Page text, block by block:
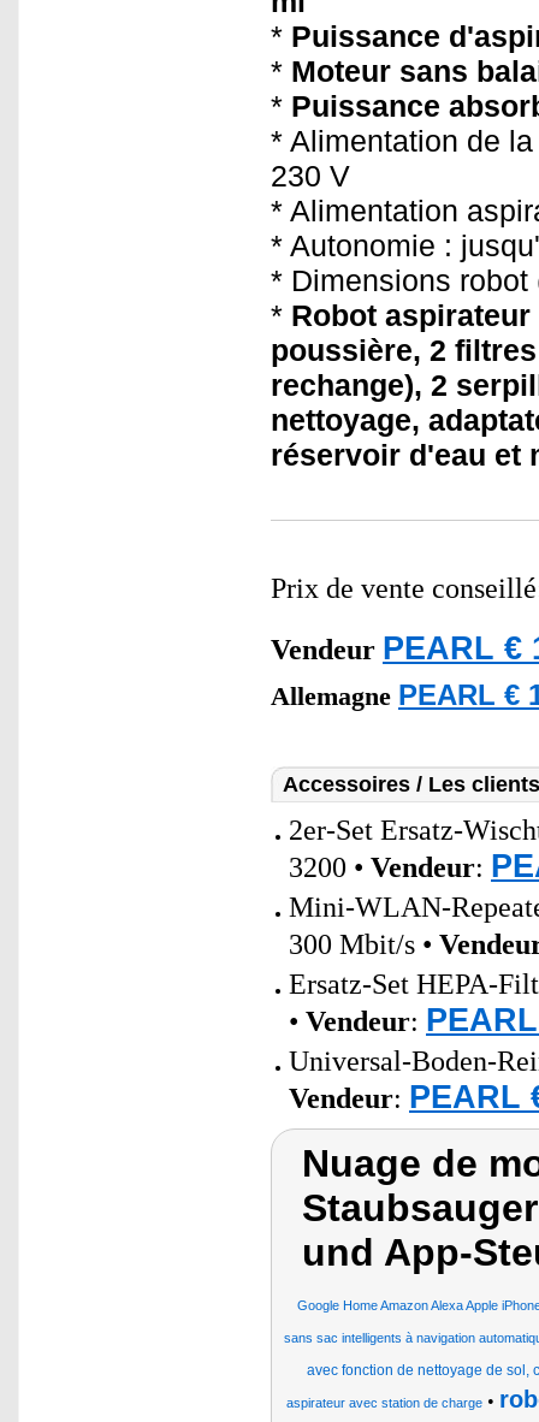
* Puissance
* Moteur sans
* Puissance
* Alimentation de
230 V
* Alimentation
* Autonomie :
* Dimensions
* Robot aspirateur
poussière, 2
rechange), 2
nettoyage,
réservoir d'eau et
Prix de vente
Vendeur PEARL €
Allemagne PEARL €
Accessoires / Les
2er-Set Ersatz-
3200 • Vendeur:
Mini-WLAN-
300 Mbit/s •
Ersatz-Set HEPA-
• Vendeur:
Universal-Boden-
Vendeur: PEARL
Nuage de
und App-
Google Home Amazon Alexa Apple
sans sac intelligents à navigation
avec fonction de nettoyage de sol,
aspirateur avec station de charge •